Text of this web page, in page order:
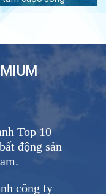
Top 10
động sản
công ty